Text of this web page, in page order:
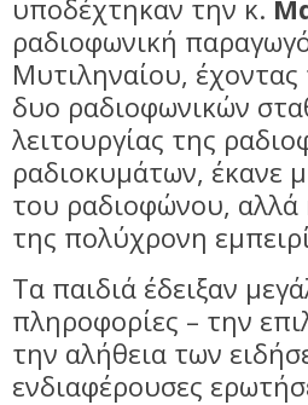
υποδέχτηκαν την κ.
ραδιοφωνική
Μυτιληναίου,
δυο ραδιοφωνικών
λειτουργίας της
ραδιοκυμάτων, έκανε
του ραδιοφώνου, αλλά
της πολύχρονη
Τα παιδιά έδειξαν
πληροφορίες – την
την αλήθεια των
ενδιαφέρουσες